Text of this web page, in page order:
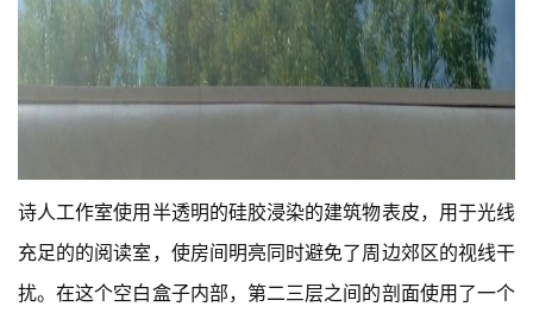
诗人工作室使用半透明的硅胶浸染的建筑物表皮，用于光线
充足的的阅读室，使房间明亮同时避免了周边郊区的视线干
扰。在这个空白盒子内部，第二三层之间的剖面使用了一个